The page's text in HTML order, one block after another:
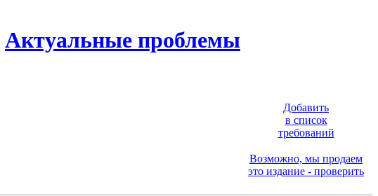
Актуальные проблемы
Добавить
в список
требований
Возможно, мы продаем
это издание - проверить